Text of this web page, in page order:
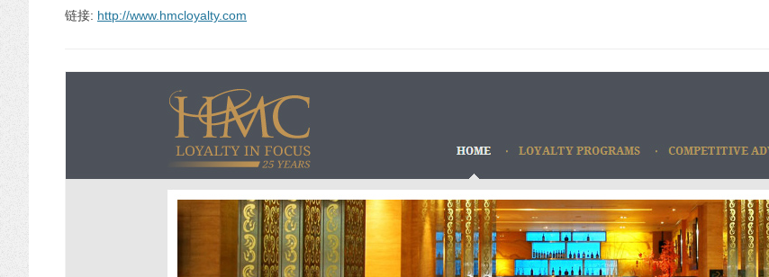
链接: http://www.hmcloyalty.com